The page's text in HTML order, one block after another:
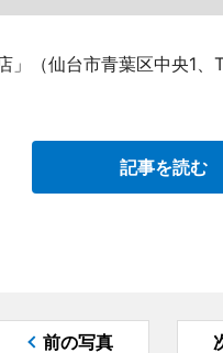
」（仙台市青葉区中央1
記事を読む
前の写真